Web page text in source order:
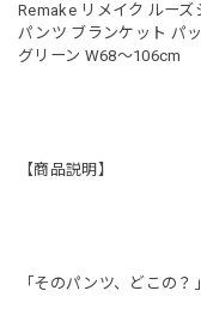
Remake リメイク ルー
パンツ ブランケット パ
グリーン W68〜106cm
【商品説明】
「そのパンツ、どこの？」